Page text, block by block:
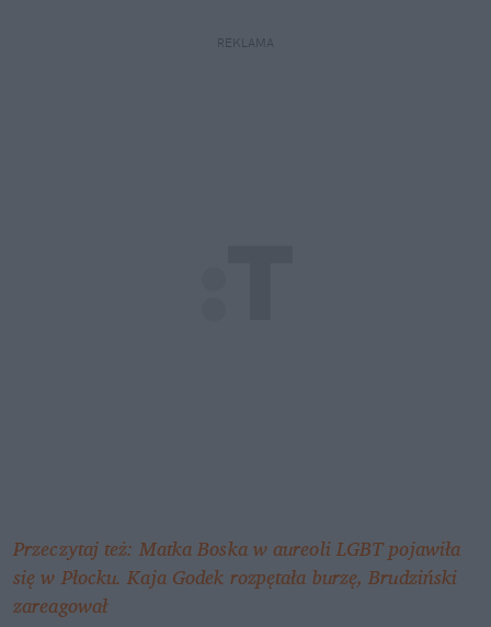
REKLAMA
Przeczytaj też: Matka Boska w aureoli LGBT pojawiła
się w Płocku. Kaja Godek rozpętała burzę, Brudziński
zareagował